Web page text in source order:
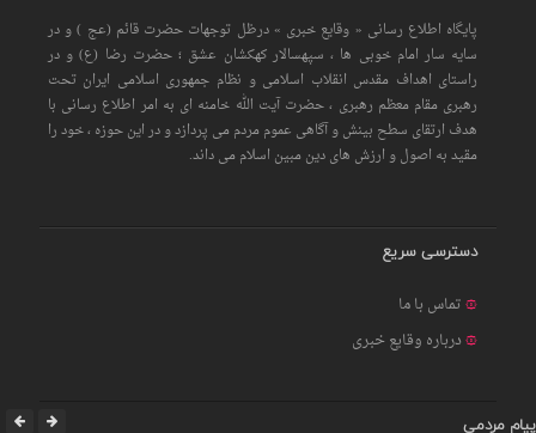
پایگاه اطلاع رسانی « وقایع خبری » درظل توجهات حضرت قائم (عج ) و در
سایه سار امام خوبی ها ، سپهسالار کهکشان عشق ؛ حضرت رضا (ع) و در
راستای اهداف مقدس انقلاب اسلامی و نظام جمهوری اسلامی ایران تحت
رهبری مقام معظم رهبری ، حضرت آیت الله خامنه ای به امر اطلاع رسانی با
هدف ارتقای سطح بینش و آگاهی عموم مردم می پردازد و در این حوزه ، خود را
مقید به اصول و ارزش های دین مبین اسلام می داند.
دسترسی سریع
تماس با ما
درباره وقایع خبری
پیام مردمی